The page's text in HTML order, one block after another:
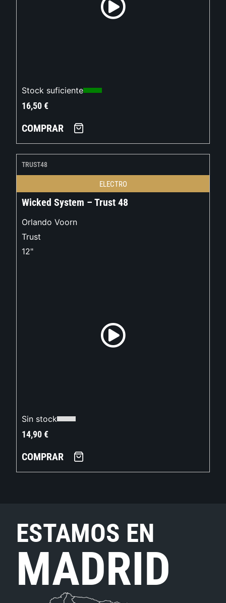
Stock suficiente
16,50€
COMPRAR
TRUST48
ELECTRO
Wicked System – Trust 48
Orlando Voorn
Trust
12"
Sin stock
14,90€
COMPRAR
ESTAMOS EN
MADRID